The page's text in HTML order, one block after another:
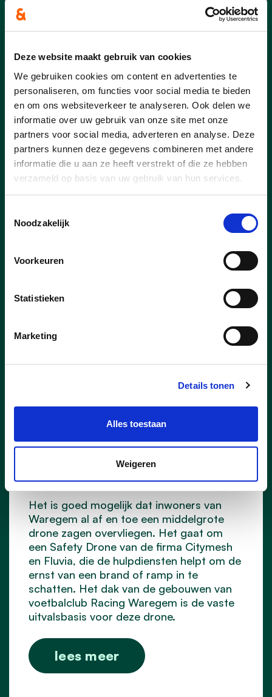
Deze website maakt gebruik van cookies
We gebruiken cookies om content en advertenties te
personaliseren, om functies voor social media te bieden
en om ons websiteverkeer te analyseren. Ook delen we
informatie over uw gebruik van onze site met onze
partners voor social media, adverteren en analyse. Deze
partners kunnen deze gegevens combineren met andere
informatie die u aan ze heeft verstrekt of die ze hebben
verzameld op basis van uw gebruik van hun services.
Noodzakelijk
Voorkeuren
Statistieken
Marketing
Details tonen
Alles toestaan
Weigeren
Nieuws
Buren vieren samen met de
feestcheque
03/03/25
De Europese Dag van de Buren – dit jaar
op vrijdag 23 mei – brengt opnieuw
gewoon op straat of met een lekkere
barbecue. Feestende buurten kunnen met
een financieel duwtje in de rug. We gaan
Safety Drone in Waregem is
grote meerwaarde voor
hulpdiensten
Het is goed mogelijk dat inwoners van
Waregem al af en toe een middelgrote
drone zagen overvliegen. Het gaat om
een Safety Drone van de firma Citymesh
en Fluvia, die de hulpdiensten helpt om de
ernst van een brand of ramp in te
schatten. Het dak van de gebouwen van
voetbalclub Racing Waregem is de vaste
uitvalsbasis voor deze drone.
lees meer